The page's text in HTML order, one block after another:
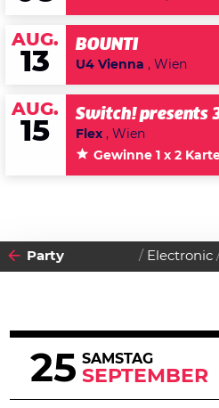
AUG.
13
BOUNTI
U4 Vienna , Wien
AUG.
15
Switch! presents
Flex , Wien
Gewinne 1 x 2
Party Electronic
25 SAMSTAG
SEPTEMBER